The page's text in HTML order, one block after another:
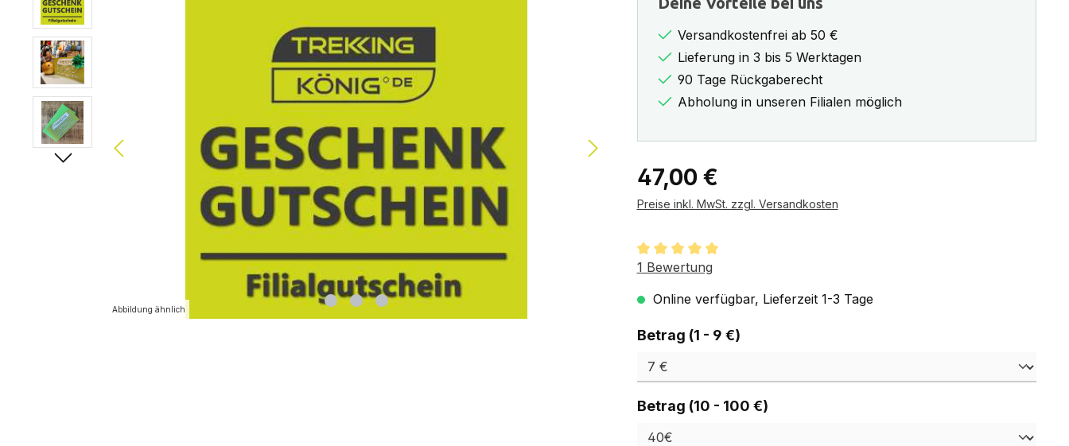
Abbildung ähnlich
Versandkostenfrei ab 50 €
Lieferung in 3 bis 5 Werktagen
90 Tage Rückgaberecht
Abholung in unseren Filialen möglich
Regulärer Preis:
47,00 €
Preise inkl. MwSt. zzgl. Versandkosten
Durchschnittliche Bewertung von 5 von 5 Sternen
1 Bewertung
Online verfügbar, Lieferzeit 1-3 Tage
Betrag (1 - 9 €)auswählen
Betrag (10 - 100 €)auswählen